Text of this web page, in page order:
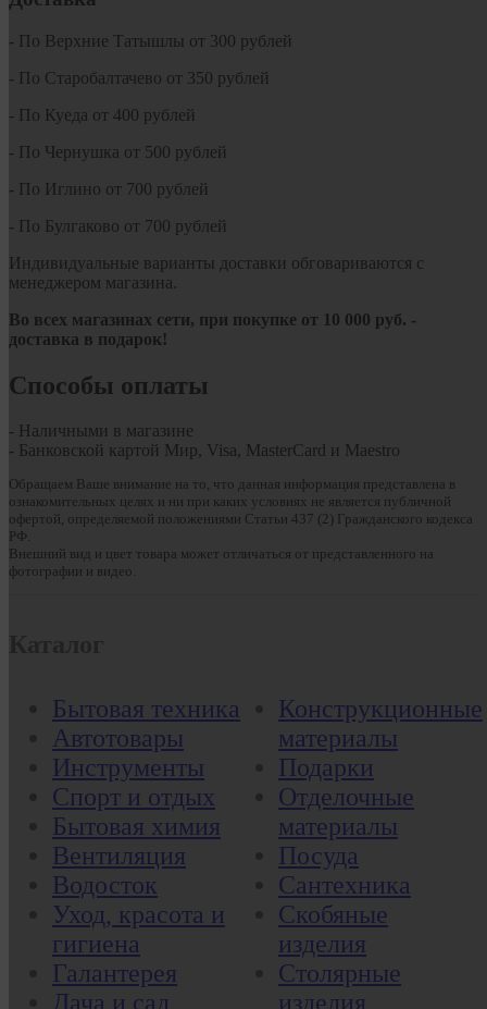
- По Верхние Татышлы от 300 рублей
- По Старобалтачево от 350 рублей
- По Куеда от 400 рублей
- По Чернушка от 500 рублей
- По Иглино от 700 рублей
- По Булгаково от 700 рублей
Индивидуальные варианты доставки обговариваются с
менеджером магазина.
Во всех магазинах сети, при покупке от 10 000 руб. -
доставка в подарок!
Способы оплаты
- Наличными в магазине
- Банковской картой Мир, Visa, MasterCard и Maestro
Обращаем Ваше внимание на то, что данная информация представлена в
ознакомительных целях и ни при каких условиях не является публичной
офертой, определяемой положениями Статьи 437 (2) Гражданского кодекса
РФ.
Внешний вид и цвет товара может отличаться от представленного на
фотографии и видео.
Бытовая техника
Автотовары
Инструменты
Спорт и отдых
Бытовая химия
Вентиляция
Водосток
Уход, красота и
гигиена
Галантерея
Дача и сад
Конструкционные
материалы
Подарки
Отделочные
материалы
Посуда
Сантехника
Скобяные
изделия
Столярные
изделия